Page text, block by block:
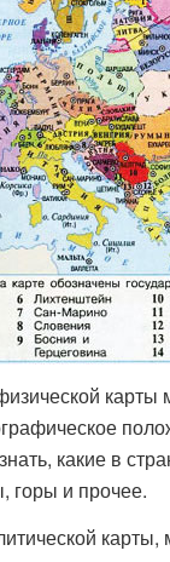
какие в
горы и прочее.
карты,